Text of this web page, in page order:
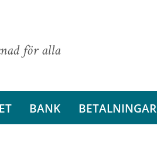
för alla
BANK BETALNINGAR